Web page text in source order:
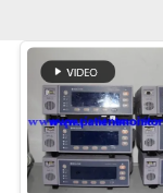
একটি
উদ্ধৃতি
অনুরোধ
করুন